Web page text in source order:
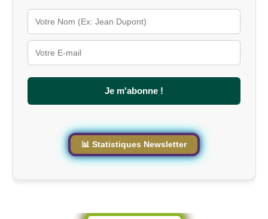
l
é
u
r
l
e
Je m'abonne !
📊 Statistiques Newsletter